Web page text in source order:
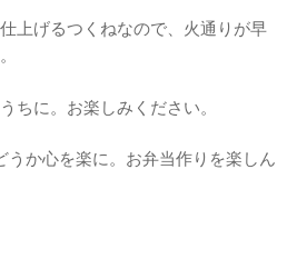
上げるつくねなので、火通りが早
ちに。お楽しみください。
うか心を楽に。お弁当作りを楽しん